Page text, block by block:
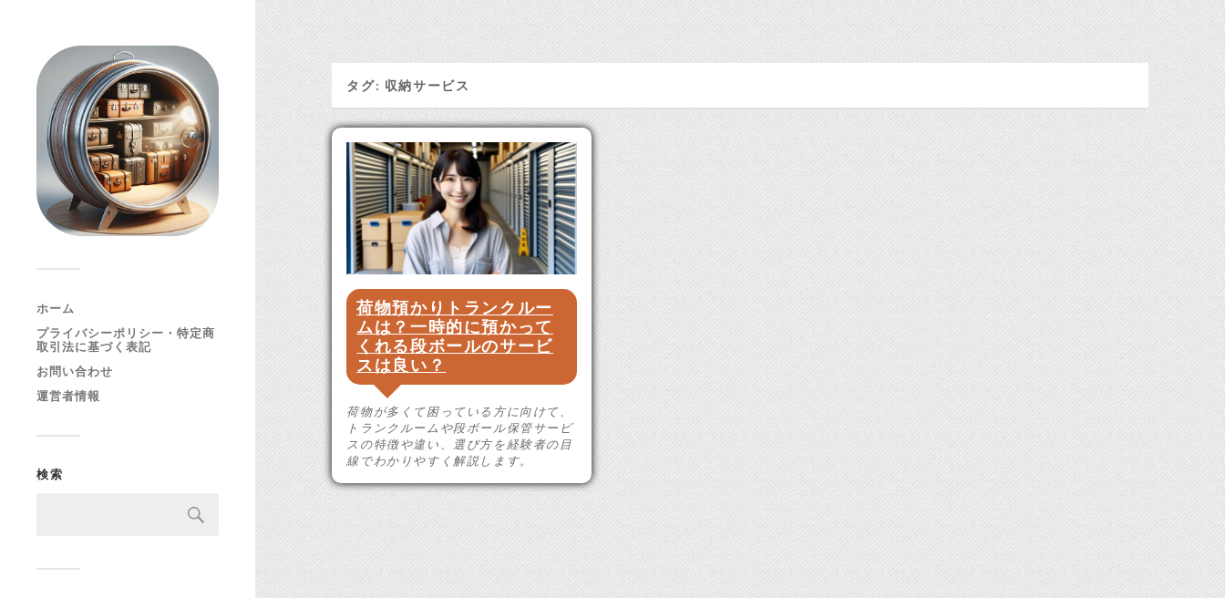
ホーム
プライバシーポリシー・特定商
取引法に基づく表記
お問い合わせ
運営者情報
検索
タグ: 収納サービス
荷物預かりトランクルー
ムは？一時的に預かって
くれる段ボールのサービ
スは良い？
荷物が多くて困っている方に向けて、
トランクルームや段ボール保管サービ
スの特徴や違い、選び方を経験者の目
線でわかりやすく解説します。